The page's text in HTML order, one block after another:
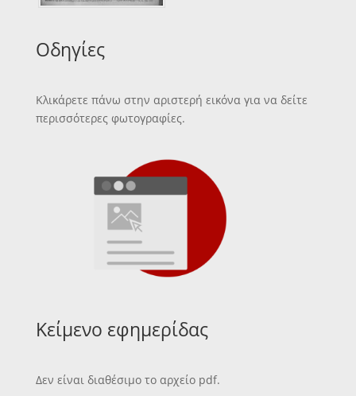
Οδηγίες
Κλικάρετε πάνω στην αριστερή εικόνα για να δείτε
περισσότερες φωτογραφίες.
Κείμενο εφημερίδας
Δεν είναι διαθέσιμο το αρχείο pdf.